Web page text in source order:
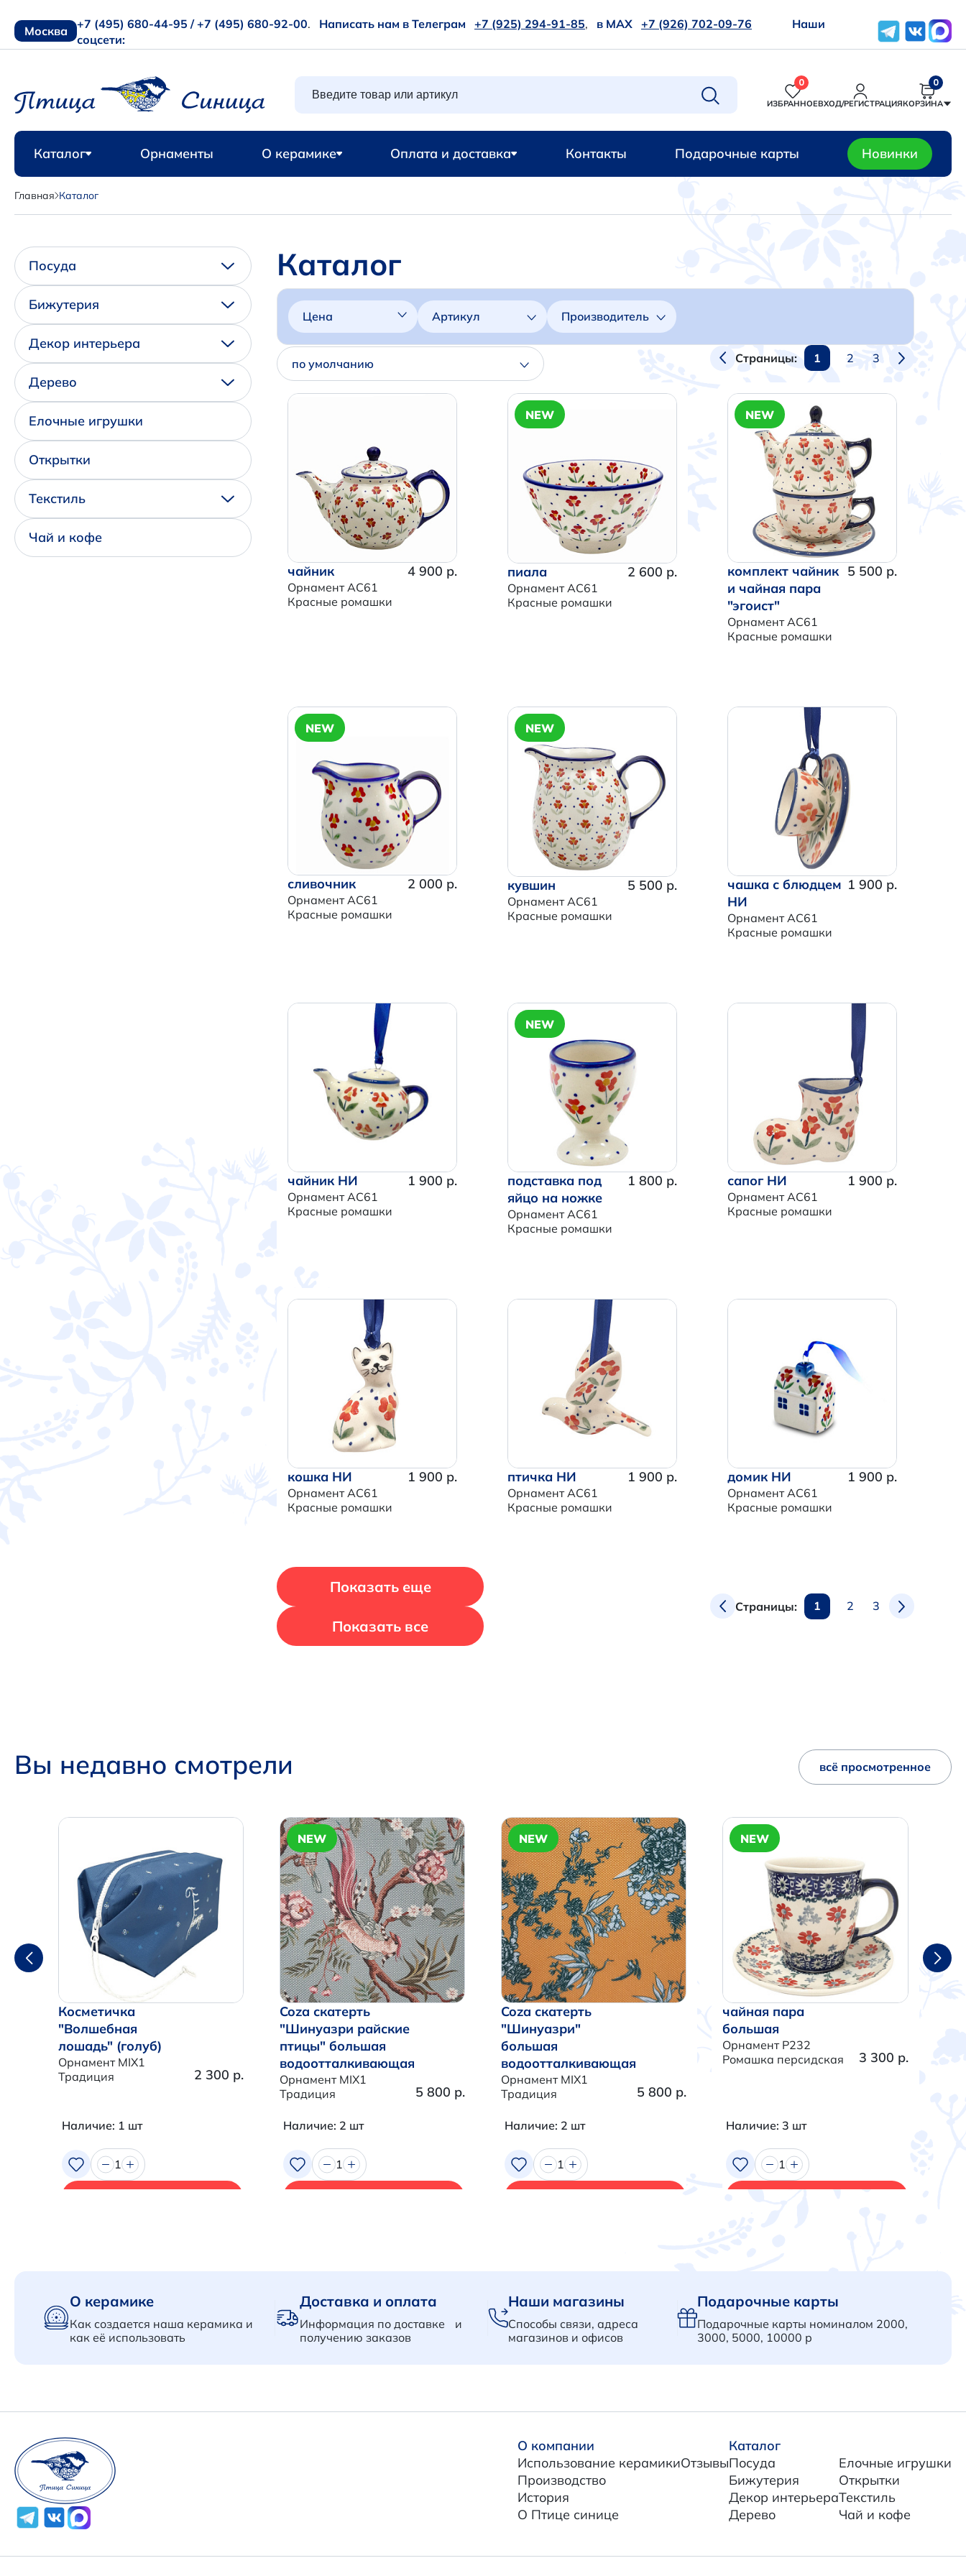
Москва +7 (495) 680-44-95 / +7 (495) 680-92-00. Написать нам в Телеграм +7 (925) 294-91-85, в MAX +7 (926) 702-09-76
Наши
соцсети:
0
ИЗБРАННОЕВХОД/РЕГИСТРАЦИЯ
0
КОРЗИНА
Продолжить покупки
Перейти в корзину
Каталог Орнаменты О керамике Оплата и доставка Контакты Подарочные карты Новинки
Главная Каталог
Посуда
Бижутерия
Декор интерьера
Дерево
Елочные игрушки
Открытки
Текстиль
Чай и кофе
Каталог
Цена Артикул Производитель
по умолчанию Страницы: 1 2 3
чайник
Орнамент AC61
Красные ромашки
4 900 р.
NEW
пиала
Орнамент AC61
Красные ромашки
2 600 р.
NEW
комплект чайник
и чайная пара
"эгоист"
Орнамент AC61
Красные ромашки
5 500 р.
NEW
сливочник
Орнамент AC61
Красные ромашки
2 000 р.
NEW
кувшин
Орнамент AC61
Красные ромашки
5 500 р.
чашка с блюдцем
НИ
Орнамент AC61
Красные ромашки
1 900 р.
чайник НИ
Орнамент AC61
Красные ромашки
1 900 р.
NEW
подставка под
яйцо на ножке
Орнамент AC61
Красные ромашки
1 800 р. сапог НИ
Орнамент AC61
Красные ромашки
1 900 р.
кошка НИ
Орнамент AC61
Красные ромашки
1 900 р. птичка НИ
Орнамент AC61
Красные ромашки
1 900 р. домик НИ
Орнамент AC61
Красные ромашки
1 900 р.
Показать еще
Показать все
Страницы: 1 2 3
Вы недавно смотрели всё просмотренное
Косметичка
"Волшебная
лошадь" (голуб)
Орнамент MIX1
Традиция
2 300 р.
Наличие: 1 шт
1
NEW
Coza скатерть
"Шинуазри райские
птицы" большая
водоотталкивающая
Орнамент MIX1
Традиция
5 800 р.
Наличие: 2 шт
1
NEW
Coza скатерть
"Шинуазри"
большая
водоотталкивающая
Орнамент MIX1
Традиция
5 800 р.
Наличие: 2 шт
1
NEW
чайная пара
большая
Орнамент P232
Ромашка персидская
3 300 р.
Наличие: 3 шт
1
О керамике
Как создается наша керамика и
как её использовать
Доставка и оплата
Информация по доставке и
получению заказов
Наши магазины
Способы связи, адреса
магазинов и офисов
Подарочные карты
Подарочные карты номиналом 2000,
3000, 5000, 10000 р
О компании
Использование керамики
Производство
История
О Птице синице
Отзывы
Каталог
Посуда
Бижутерия
Декор интерьера
Дерево
Елочные игрушки
Открытки
Текстиль
Чай и кофе